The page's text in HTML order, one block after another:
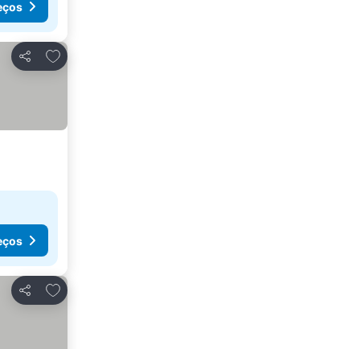
Partilhar
Adicionar aos favoritos
Partilhar
Adicionar aos favoritos